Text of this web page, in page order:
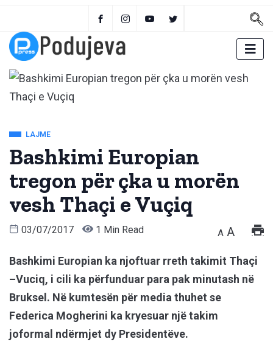
LAJME
Bashkimi Europian
tregon për çka u morën
vesh Thaçi e Vuçiq
03/07/2017 1 Min Read A A
Bashkimi Europian ka njoftuar rreth takimit Thaçi
–Vuciq, i cili ka përfunduar para pak minutash në
Bruksel. Në kumtesën për media thuhet se
Federica Mogherini ka kryesuar një takim
joformal ndërmjet dy Presidentëve.